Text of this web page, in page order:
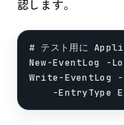
認します。
# テスト用に
New-EventLog
Write-EventLog